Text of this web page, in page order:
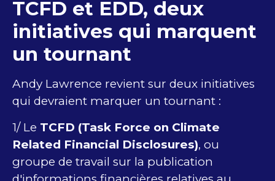
TCFD et EDD, deux
initiatives qui marquent
un tournant
Andy Lawrence revient sur deux initiatives
qui devraient marquer un tournant :
1/ Le TCFD (Task Force on Climate
Related Financial Disclosures), ou
groupe de travail sur la publication